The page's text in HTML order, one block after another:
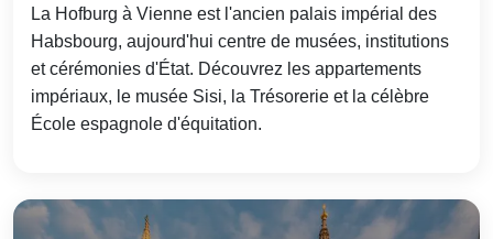
La Hofburg à Vienne est l'ancien palais impérial des
Habsbourg, aujourd'hui centre de musées, institutions
et cérémonies d'État. Découvrez les appartements
impériaux, le musée Sisi, la Trésorerie et la célèbre
École espagnole d'équitation.